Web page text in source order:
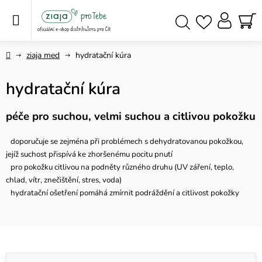
Domůziaja med hydratační kúra
hydratační kúra
péče pro suchou, velmi suchou a citlivou pokožku
doporučuje se zejména při problémech s dehydratovanou pokožkou,
jejíž suchost přispívá ke zhoršenému pocitu pnutí
pro pokožku citlivou na podněty různého druhu (UV záření, teplo,
chlad, vítr, znečištění, stres, voda)
hydratační ošetření pomáhá zmírnit podráždění a citlivost pokožky
V